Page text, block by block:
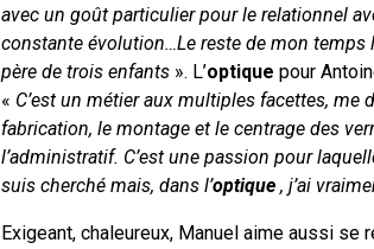
avec un goût particulier pour le relationnel
constante évolution…Le reste de mon
père de trois enfants ». L’optique pour
« C’est un métier aux multiples facettes,
fabrication, le montage et le centrage des
l’administratif. C’est une passion pour
suis cherché mais, dans l’optique , j’ai
Exigeant, chaleureux, Manuel aime aussi